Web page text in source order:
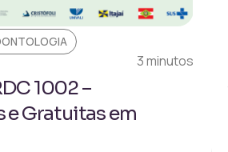
3 minutos
1002 –
e Gratuitas em